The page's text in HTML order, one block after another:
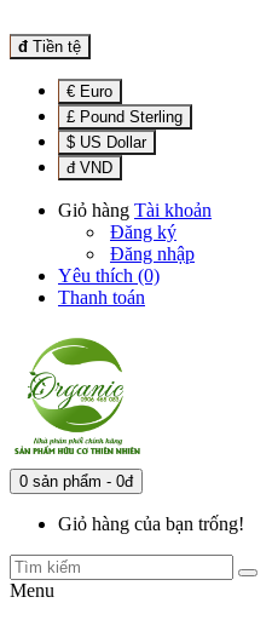
đ Tiền tệ
€ Euro
£ Pound Sterling
$ US Dollar
đ VND
Giỏ hàng Tài khoản
Đăng ký
Đăng nhập
Yêu thích (0)
Thanh toán
0 sản phẩm - 0đ
Giỏ hàng của bạn trống!
Menu